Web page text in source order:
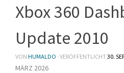
Xbox 360
Update 2010
VON HUMALDO · VERÖFFENTLICHT30.
MÄRZ 2026